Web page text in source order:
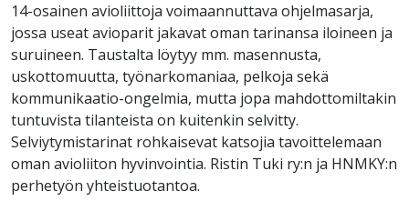
14-osainen avioliittoja voimaannuttava ohjelmasarja,
jossa useat avioparit jakavat oman tarinansa iloineen ja
suruineen. Taustalta löytyy mm. masennusta,
uskottomuutta, työnarkomaniaa, pelkoja sekä
kommunikaatio-ongelmia, mutta jopa mahdottomiltakin
tuntuvista tilanteista on kuitenkin selvitty.
Selviytymistarinat rohkaisevat katsojia tavoittelemaan
oman avioliiton hyvinvointia. Ristin Tuki ry:n ja HNMKY:n
perhetyön yhteistuotantoa.